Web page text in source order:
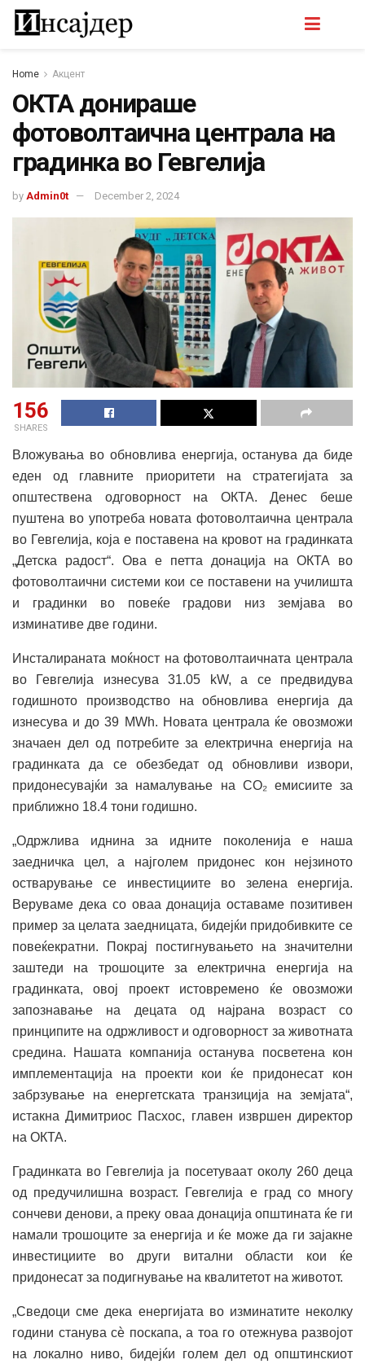
Home Акцент
ОКТА донираше
фотоволтаична централа на
градинка во Гевгелија
by Admin0t December 2, 2024
156
SHARES
Вложувања во обновлива енергија, останува да биде
еден од главните приоритети на стратегијата за
општествена одговорност на ОКТА. Денес беше
пуштена во употреба новата фотоволтаична централа
во Гевгелија, која е поставена на кровот на градинката
„Детска радост“. Ова е петта донација на ОКТА во
фотоволтаични системи кои се поставени на училишта
и градинки во повеќе градови низ земјава во
изминативе две години.
Инсталираната моќност на фотоволтаичната централа
во Гевгелија изнесува 31.05 kW, а се предвидува
годишното производство на обновлива енергија да
изнесува и до 39 MWh. Новата централа ќе овозможи
значаен дел од потребите за електрична енергија на
градинката да се обезбедат од обновливи извори,
придонесувајќи за намалување на CO₂ емисиите за
приближно 18.4 тони годишно.
„Одржлива иднина за идните поколенија е наша
заедничка цел, а најголем придонес кон нејзиното
остварување се инвестициите во зелена енергија.
Веруваме дека со оваа донација оставаме позитивен
пример за целата заедницата, бидејќи придобивките се
повеќекратни. Покрај постигнувањето на значителни
заштеди на трошоците за електрична енергија на
градинката, овој проект истовремено ќе овозможи
запознавање на децата од најрана возраст со
принципите на одржливост и одговорност за животната
средина. Нашата компанија останува посветена кон
имплементација на проекти кои ќе придонесат кон
забрзување на енергетската транзиција на земјата“,
истакна Димитриос Пасхос, главен извршен директор
на ОКТА.
Градинката во Гевгелија ја посетуваат околу 260 деца
од предучилишна возраст. Гевгелија е град со многу
сончеви денови, а преку оваа донација општината ќе ги
намали трошоците за енергија и ќе може да ги зајакне
инвестициите во други витални области кои ќе
придонесат за подигнување на квалитетот на животот.
„Сведоци сме дека енергијата во изминатите неколку
години станува сѐ поскапа, а тоа го отежнува развојот
на локално ниво, бидејќи голем дел од општинскиот